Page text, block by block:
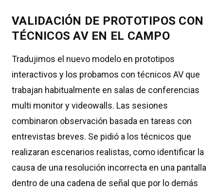
VALIDACIÓN DE PROTOTIPOS CON
TÉCNICOS AV EN EL CAMPO
Tradujimos el nuevo modelo en prototipos
interactivos y los probamos con técnicos AV que
trabajan habitualmente en salas de conferencias
multi monitor y videowalls. Las sesiones
combinaron observación basada en tareas con
entrevistas breves. Se pidió a los técnicos que
realizaran escenarios realistas, como identificar la
causa de una resolución incorrecta en una pantalla
dentro de una cadena de señal que por lo demás